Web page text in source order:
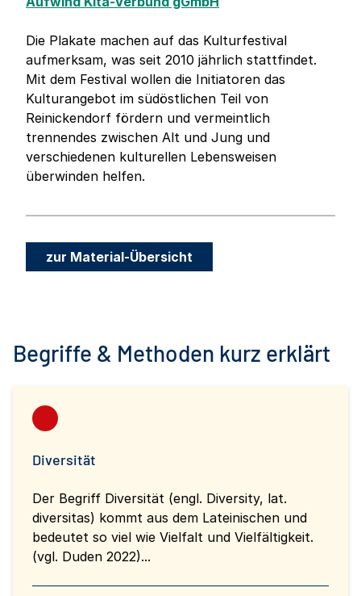
Die Plakate machen auf das Kulturfestival
aufmerksam, was seit 2010 jährlich stattfindet.
Mit dem Festival wollen die Initiatoren das
Kulturangebot im südöstlichen Teil von
Reinickendorf fördern und vermeintlich
trennendes zwischen Alt und Jung und
verschiedenen kulturellen Lebensweisen
überwinden helfen.
zur Material-Übersicht
Begriffe & Methoden kurz erklärt
Diversität
Der Begriff Diversität (engl. Diversity, lat.
diversitas) kommt aus dem Lateinischen und
bedeutet so viel wie Vielfalt und Vielfältigkeit.
(vgl. Duden 2022)...